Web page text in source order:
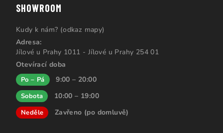
SHOWROOM
Kudy k nám? (odkaz mapy)
Adresa:
Jílové u Prahy 1011 - Jílové u Prahy 254 01
Otevírací doba
Po – Pá 9:00 – 20:00
Sobota 10:00 – 19:00
Neděle Zavřeno (po domluvě)